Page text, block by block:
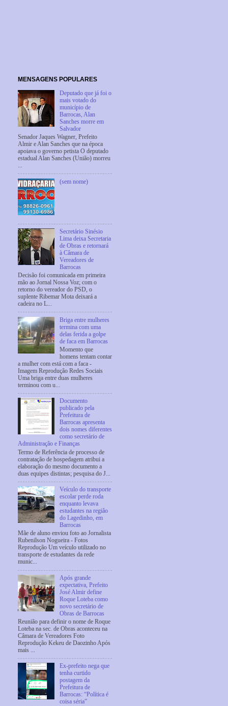
MENSAGENS POPULARES
Deputado que já foi o
mais votado do
município de
Barrocas, Alan
Sanches morre em
Salvador
Senador Jaques Wagner, Prefeito
Almir e Alan Sanches que na época
apoiava o governo petista O deputado
estadual Alan Sanches (União) morreu
...
(sem nome)
Secretário Sinésio
Lima deixa Secretaria
de Obras e retornará
à Câmara de
Vereadores de
Barrocas
Decisão foi comunicada em primeira
mão ao Jornal Nossa Voz; com o
retorno do vereador do PSD, o
suplente Ribemar Mota deixará a
cadeira no L...
Briga entre mulheres
termina com uma
delas ferida a golpe
de faca em Barrocas
Momento que
homens tentam contar
a mulher com está com a faca -
Imagem Reprodução Redes Sociais
Uma briga entre duas mulheres
terminou com u...
Documento
publicado pela
Prefeitura de
Barrocas apresenta
dois nomes diferentes
como secretário de
Administração e Finanças
Termo de Referência de processo de
contratação de hospedagem atribui a
elaboração do mesmo documento a
duas equipes distintas; pesquisa do J...
Veículo do transporte
escolar perde roda
enquanto levava
estudantes na região
do Lagedinho, em
Barrocas
Mãe de aluno enviou foto ao Jornalista
Rubenilson Nogueira - Fotos
Reprodução Um veículo utilizado no
transporte de estudantes da rede
munic...
Após grande
expectativa, Prefeito
José Almir define
Roque Loteba como
novo secretário de
Obras de Barrocas
Reunião para definir o nome de Roque
Loteba na sec. de Obras aconteceu na
Câmara de Vereadores Foto
Reprodução Kekeu de Daozinho Após
mais ...
Ex-prefeito nega que
tenha curtido
postagem da
Prefeitura de
Barrocas: “Política é
coisa séria”